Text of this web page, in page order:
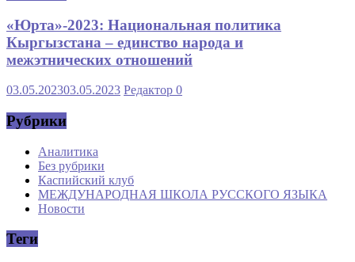
«Юрта»-2023: Национальная политика
Кыргызстана – единство народа и
межэтнических отношений
03.05.202303.05.2023 Редактор 0
Рубрики
Аналитика
Без рубрики
Каспийский клуб
МЕЖДУНАРОДНАЯ ШКОЛА РУССКОГО ЯЗЫКА
Новости
Теги